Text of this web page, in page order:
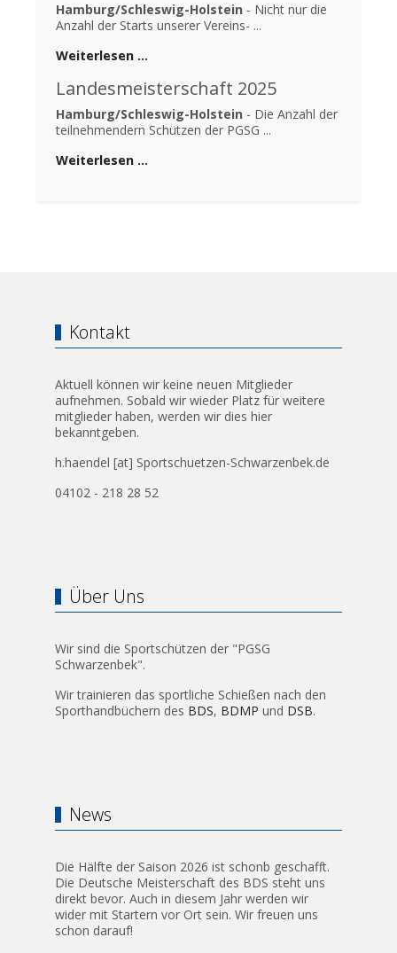
Hamburg/Schleswig-Holstein - Nicht nur die
Anzahl der Starts unserer Vereins- ...
Weiterlesen …
Landesmeisterschaft 2025
Hamburg/Schleswig-Holstein - Die Anzahl der
teilnehmendern Schützen der PGSG ...
Weiterlesen …
Kontakt
Aktuell können wir keine neuen Mitglieder
aufnehmen. Sobald wir wieder Platz für weitere
mitglieder haben, werden wir dies hier
bekanntgeben.
h.haendel [at] Sportschuetzen-Schwarzenbek.de
04102 - 218 28 52
Über Uns
Wir sind die Sportschützen der "PGSG
Schwarzenbek".
Wir trainieren das sportliche Schießen nach den
Sporthandbüchern des BDS, BDMP und DSB.
News
Die Hälfte der Saison 2026 ist schonb geschafft.
Die Deutsche Meisterschaft des BDS steht uns
direkt bevor. Auch in diesem Jahr werden wir
wider mit Startern vor Ort sein. Wir freuen uns
schon darauf!